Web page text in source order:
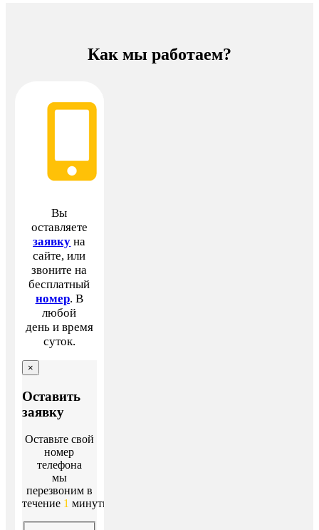
Как мы работаем?
Вы
оставляете
заявку на
сайте, или
звоните на
бесплатный
номер. В
любой
день и время
суток.
×
Оставить
заявку
Оставьте свой
номер
телефона
мы
перезвоним в
течение 1 минуты!